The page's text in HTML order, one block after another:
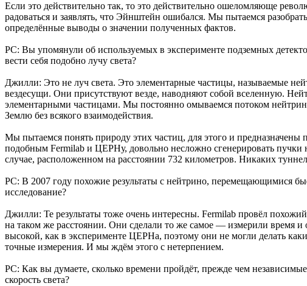
Если это действительно так, то это действительно ошеломляюще
радоваться и заявлять, что Эйнштейн ошибался. Мы пытаемся
определённые выводы о значении полученных фактов.
РС: Вы упомянули об используемых в эксперименте подземных
вести себя подобно лучу света?
Джилли: Это не луч света. Это элементарные частицы, называемые
вездесущи. Они присутствуют везде, наводняют собой вселенную.
элементарными частицами. Мы постоянно омываемся потоком
Землю без всякого взаимодействия.
Мы пытаемся понять природу этих частиц, для этого и предназначены
подобным Fermilab и ЦЕРНу, довольно несложно сгенерировать
случае, расположенном на расстоянии 732 километров. Никаких
РС: В 2007 году похожие результаты с нейтрино, перемещающимися
исследование?
Джилли: Те результаты тоже очень интересны. Fermilab провёл
на таком же расстоянии. Они сделали то же самое — измерили время
высокой, как в эксперименте ЦЕРНа, поэтому они не могли делать
точные измерения. И мы ждём этого с нетерпением.
РС: Как вы думаете, сколько времени пройдёт, прежде чем
скорость света?